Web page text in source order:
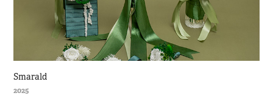
Smarald
2025